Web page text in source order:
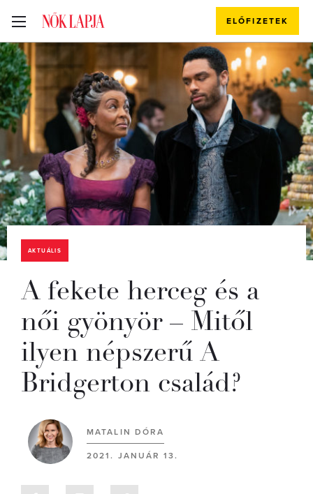
ELŐFIZETEK
AKTUÁLIS
A fekete herceg és a
női gyönyör – Mitől
ilyen népszerű A
Bridgerton család?
MATALIN DÓRA
2021. JANUÁR 13.